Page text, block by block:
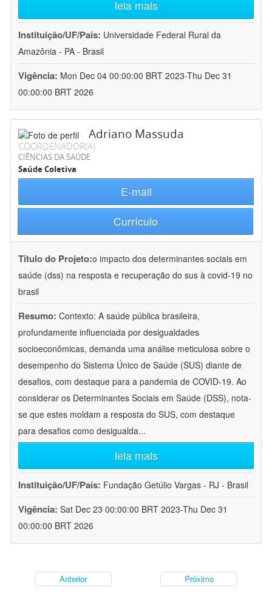
leia mais
Instituição/UF/País: Universidade Federal Rural da
Amazônia - PA - Brasil
Vigência: Mon Dec 04 00:00:00 BRT 2023-Thu Dec 31
00:00:00 BRT 2026
Adriano Massuda
COORDENADOR(A)
CIÊNCIAS DA SAÚDE
Saúde Coletiva
E-mail
Currículo
Título do Projeto:o impacto dos determinantes sociais em
saúde (dss) na resposta e recuperação do sus à covid-19 no
brasil
Resumo: Contexto: A saúde pública brasileira,
profundamente influenciada por desigualdades
socioeconômicas, demanda uma análise meticulosa sobre o
desempenho do Sistema Único de Saúde (SUS) diante de
desafios, com destaque para a pandemia de COVID-19. Ao
considerar os Determinantes Sociais em Saúde (DSS), nota-
se que estes moldam a resposta do SUS, com destaque
para desafios como desigualda...
leia mais
Instituição/UF/País: Fundação Getúlio Vargas - RJ - Brasil
Vigência: Sat Dec 23 00:00:00 BRT 2023-Thu Dec 31
00:00:00 BRT 2026
Anterior Próximo